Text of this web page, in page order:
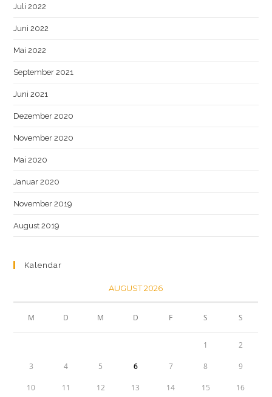
Juli 2022
Juni 2022
Mai 2022
September 2021
Juni 2021
Dezember 2020
November 2020
Mai 2020
Januar 2020
November 2019
August 2019
Kalendar
AUGUST 2026
M D M D F S S
1 2
3 4 5 6 7 8 9
10 11 12 13 14 15 16